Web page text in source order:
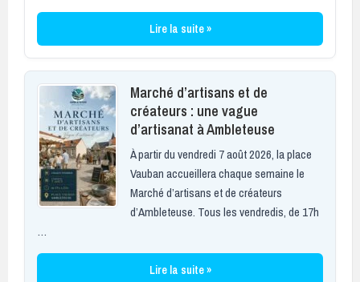
Lire la suite »
Marché d’artisans et de
créateurs : une vague
d’artisanat à Ambleteuse
À partir du vendredi 7 août 2026, la place
Vauban accueillera chaque semaine le
Marché d’artisans et de créateurs
d’Ambleteuse. Tous les vendredis, de 17h
…
Lire la suite »